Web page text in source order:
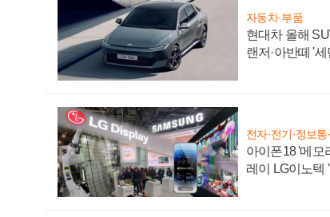
자동차·부품
현대차 올해
랜저·아반떼 '
전자·전기·정보통
아이폰18 '메모
레이 LG이노텍